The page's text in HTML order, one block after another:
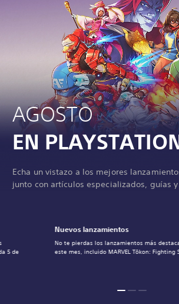
AGOSTO
EN
Echa un vistazo a los mejores
junto con artículos especializados, guías y
Nuevos lanzamientos
No te pierdas los lanzamientos más
este mes, incluido MARVEL Tōkon: Fighting
5 de